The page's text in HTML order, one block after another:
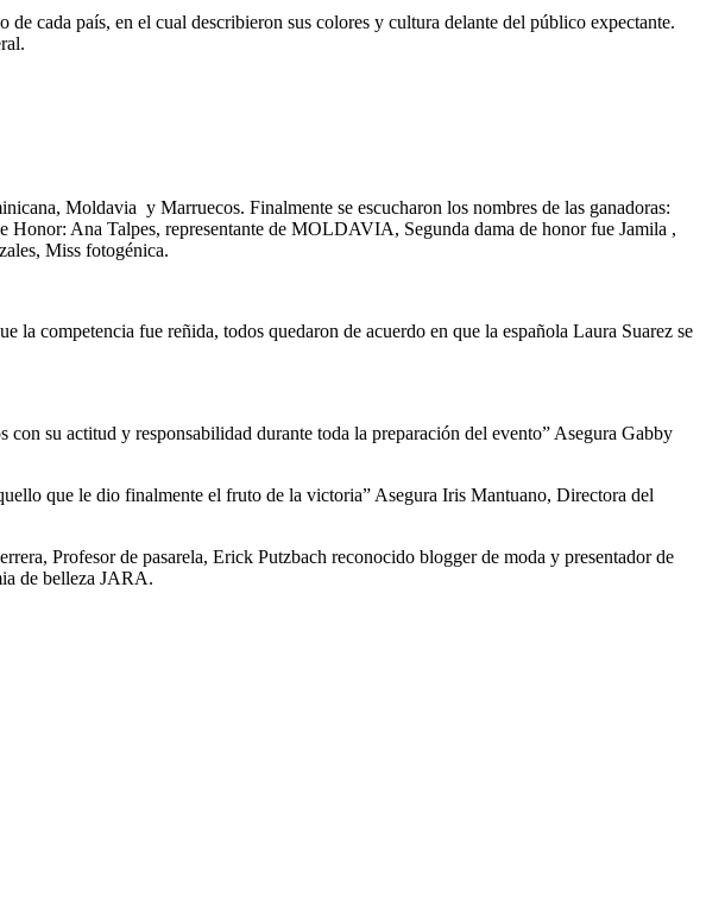
de cada país, en el cual describieron sus colores y cultura delante del público expectante.
Moldavia y Marruecos. Finalmente se escucharon los nombres de las ganadoras:
Ana Talpes, representante de MOLDAVIA, Segunda dama de honor fue Jamila ,
Miss fotogénica.
la competencia fue reñida, todos quedaron de acuerdo en que la española Laura Suarez se
su actitud y responsabilidad durante toda la preparación del evento” Asegura Gabby
que le dio finalmente el fruto de la victoria” Asegura Iris Mantuano, Directora del
Profesor de pasarela, Erick Putzbach reconocido blogger de moda y presentador de
de belleza JARA.